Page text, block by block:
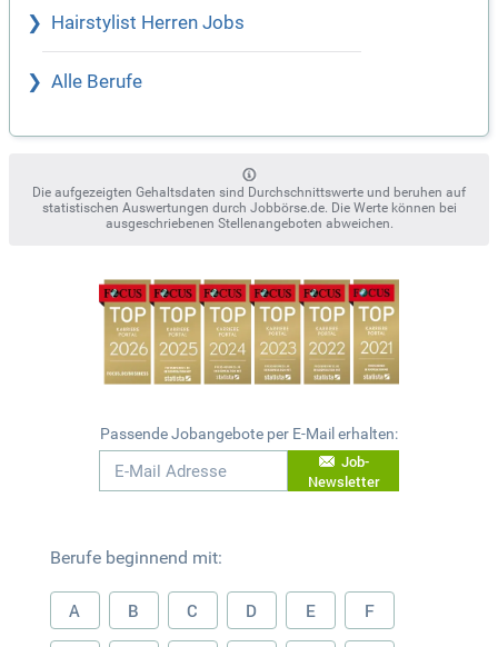
Hairstylist Herren Jobs
Alle Berufe
Die aufgezeigten Gehaltsdaten sind Durchschnittswerte und beruhen auf
statistischen Auswertungen durch Jobbörse.de. Die Werte können bei
ausgeschriebenen Stellenangeboten abweichen.
Passende Jobangebote per E-Mail erhalten:
Job-
Newsletter
Berufe beginnend mit:
A B C D E F